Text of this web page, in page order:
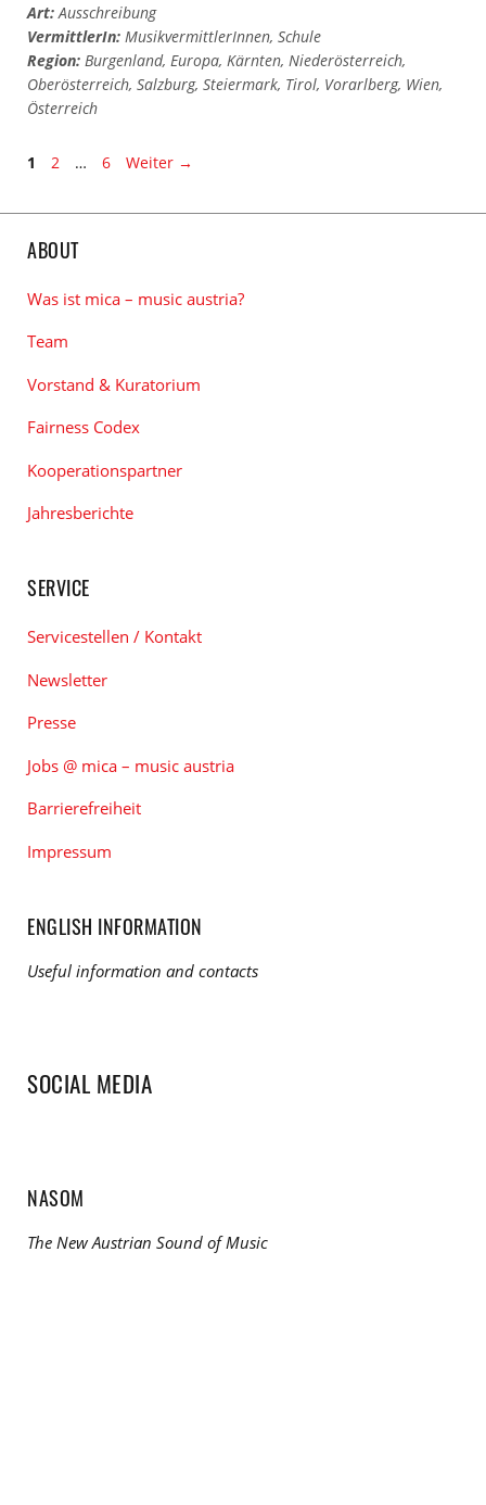
Art: Ausschreibung
VermittlerIn: MusikvermittlerInnen, Schule
Region: Burgenland, Europa, Kärnten, Niederösterreich,
Oberösterreich, Salzburg, Steiermark, Tirol, Vorarlberg, Wien,
Österreich
Seite
1 Seite
2 … Seite
6 Weiter →
ABOUT
Was ist mica – music austria?
Team
Vorstand & Kuratorium
Fairness Codex
Kooperationspartner
Jahresberichte
SERVICE
Servicestellen / Kontakt
Newsletter
Presse
Jobs @ mica – music austria
Barrierefreiheit
Impressum
ENGLISH INFORMATION
Useful information and contacts
SOCIAL MEDIA
NASOM
The New Austrian Sound of Music